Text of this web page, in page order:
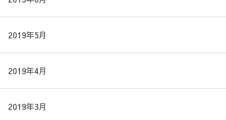
2019年5月
2019年4月
2019年3月